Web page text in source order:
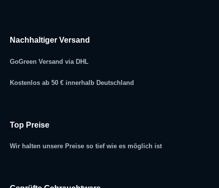
Nachhaltiger Versand
GoGreen Versand via DHL
Kostenlos ab 50 € innerhalb Deutschland
Top Preise
Wir halten unsere Preise so tief wie es möglich ist